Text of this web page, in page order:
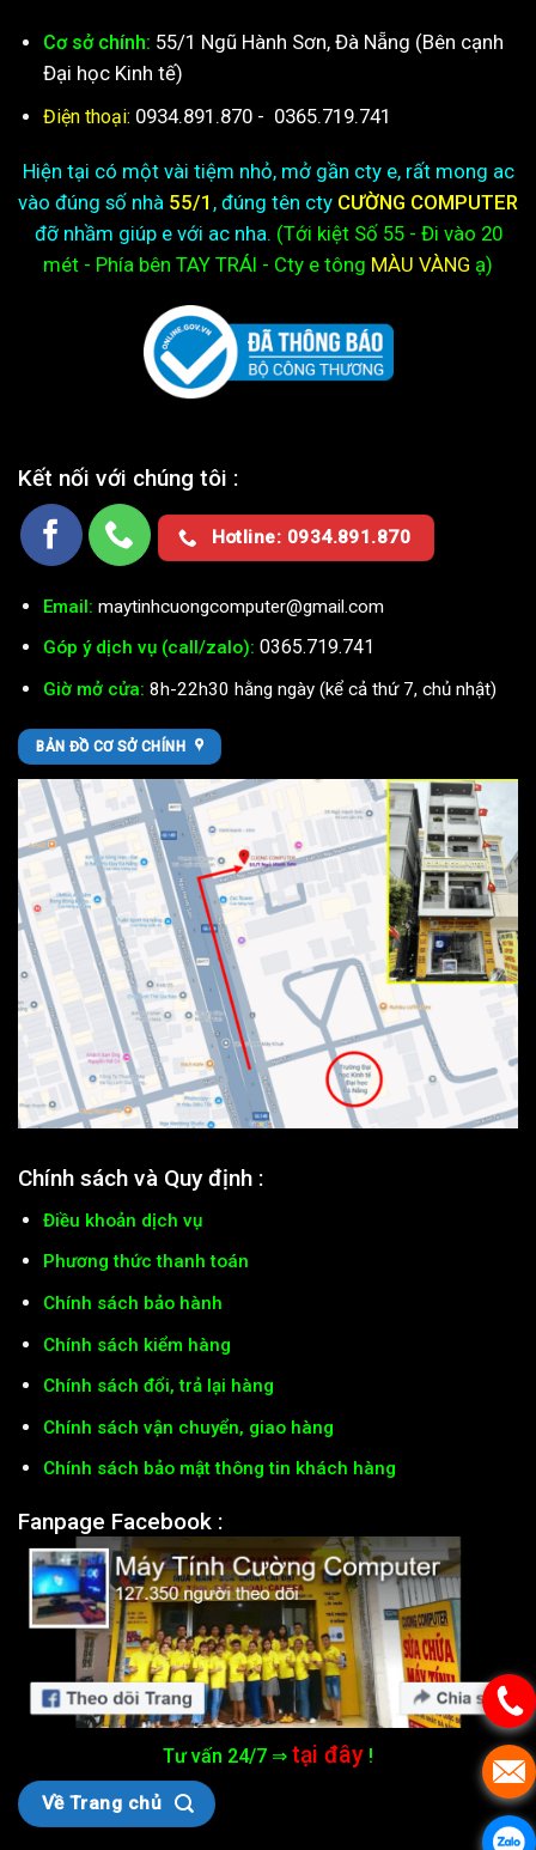
Cơ sở chính: 55/1 Ngũ Hành Sơn, Đà Nẵng (Bên cạnh
Đại học Kinh tế)
Điện thoại: 0934.891.870 - 0365.719.741
Hiện tại có một vài tiệm nhỏ, mở gần cty e, rất mong ac
vào đúng số nhà 55/1 , đúng tên cty CƯỜNG COMPUTER
đỡ nhầm giúp e với ac nha. (Tới kiệtSố 55 - Đi vào 20
mét - Phía bên TAY TRÁI - Cty e tông MÀU VÀNG ạ)
Kết nối với chúng tôi :
Hotline: 0934.891.870
Email: maytinhcuongcomputer@gmail.com
Góp ý dịch vụ (call/zalo): 0365.719.741
Giờ mở cửa: 8h-22h30 hằng ngày (kể cả thứ 7, chủ nhật)
BẢN ĐỒ CƠ SỞ CHÍNH
Chính sách và Quy định :
Điều khoản dịch vụ
Phương thức thanh toán
Chính sách bảo hành
Chính sách kiểm hàng
Chính sách đổi, trả lại hàng
Chính sách vận chuyển, giao hàng
Chính sách bảo mật thông tin khách hàng
Fanpage Facebook :
Tư vấn 24/7 ⇒ tại đây !
Về Trang chủ